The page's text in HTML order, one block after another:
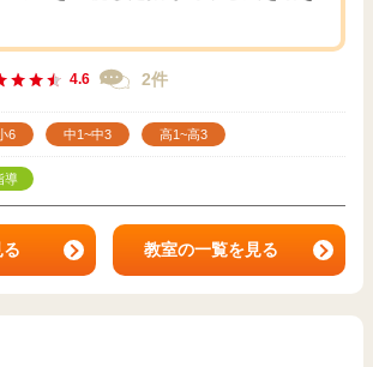
4.6 2件
6 中1~中3 高1~高3
導
教室の一覧を見る